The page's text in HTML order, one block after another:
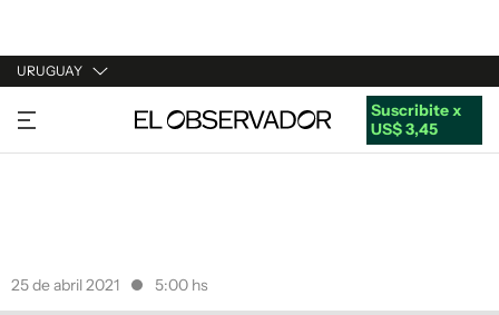
URUGUAY
URUGUAY
ARGENTINA
Suscribite x
US$ 3,45
25 de abril 2021 5:00 hs